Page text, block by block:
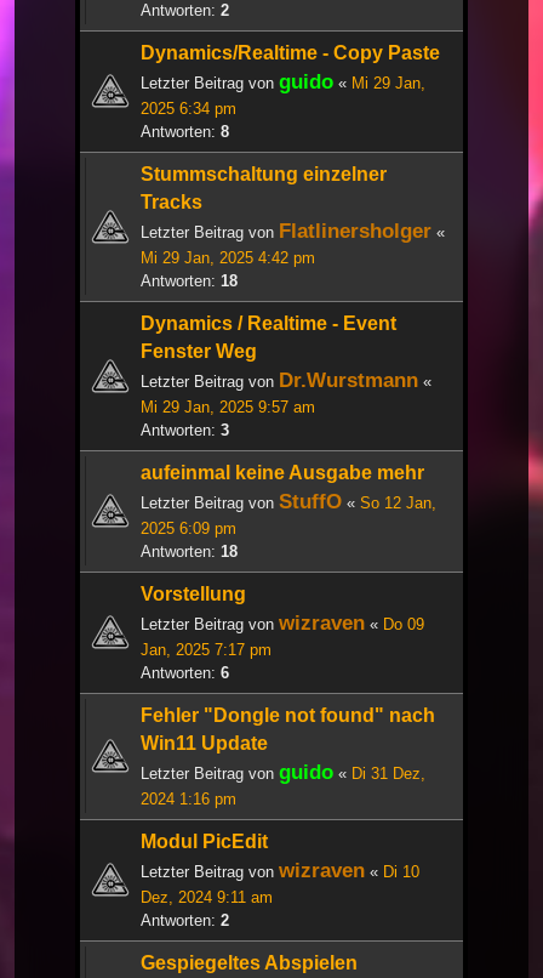
Antworten: 2
Dynamics/Realtime - Copy Paste
Letzter Beitrag von guido « Mi 29 Jan,
2025 6:34 pm
Antworten: 8
Stummschaltung einzelner
Tracks
Letzter Beitrag von Flatlinersholger «
Mi 29 Jan, 2025 4:42 pm
Antworten: 18
Dynamics / Realtime - Event
Fenster Weg
Letzter Beitrag von Dr.Wurstmann «
Mi 29 Jan, 2025 9:57 am
Antworten: 3
aufeinmal keine Ausgabe mehr
Letzter Beitrag von StuffO « So 12 Jan,
2025 6:09 pm
Antworten: 18
Vorstellung
Letzter Beitrag von wizraven « Do 09
Jan, 2025 7:17 pm
Antworten: 6
Fehler "Dongle not found" nach
Win11 Update
Letzter Beitrag von guido « Di 31 Dez,
2024 1:16 pm
Modul PicEdit
Letzter Beitrag von wizraven « Di 10
Dez, 2024 9:11 am
Antworten: 2
Gespiegeltes Abspielen